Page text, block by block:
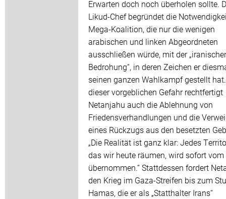
Erwarten doch noch überholen sollte.
Likud-Chef begründet die
Mega-Koalition, die nur die wenigen
arabischen und linken Abgeordneten
ausschließen würde, mit der
Bedrohung“, in deren Zeichen er
seinen ganzen Wahlkampf gestellt
dieser vorgeblichen Gefahr rechtfertigt
Netanjahu auch die Ablehnung von
Friedensverhandlungen und die
eines Rückzugs aus den besetzten
„Die Realität ist ganz klar: Jedes
das wir heute räumen, wird sofort vom
übernommen.“ Stattdessen fordert
den Krieg im Gaza-Streifen bis zum
Hamas, die er als „Statthalter Irans“